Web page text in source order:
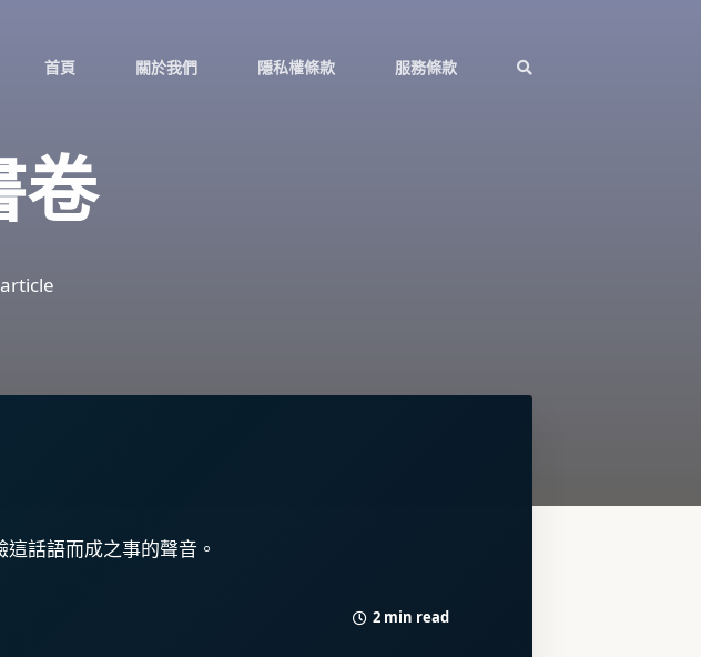
首頁 關於我們 隱私權條款 服務條款
卷
話語而成之事的聲音。
2 min read